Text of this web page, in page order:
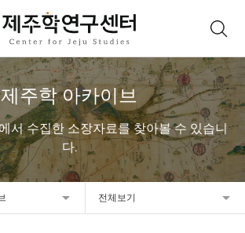
제주학 아카이브
서 수집한 소장자료를 찾아볼 수 있습니
다.
전체보기